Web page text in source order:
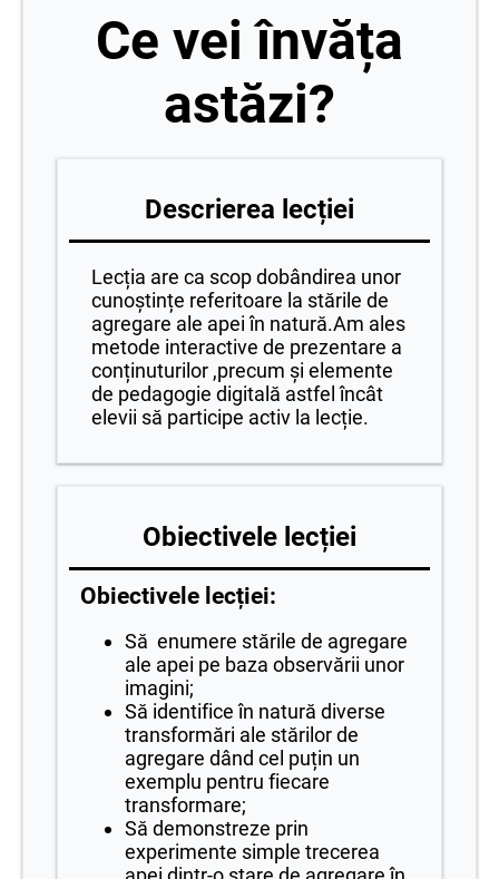
Ce vei învăța
astăzi?
Descrierea lecției
Lecția are ca scop dobândirea unor
cunoștințe referitoare la stările de
agregare ale apei în natură.Am ales
metode interactive de prezentare a
conținuturilor ,precum și elemente
de pedagogie digitală astfel încât
elevii să participe activ la lecție.
Obiectivele lecției
Obiectivele lecției:
Să enumere stările de agregare
ale apei pe baza observării unor
imagini;
Să identifice în natură diverse
transformări ale stărilor de
agregare dând cel puțin un
exemplu pentru fiecare
transformare;
Să demonstreze prin
experimente simple trecerea